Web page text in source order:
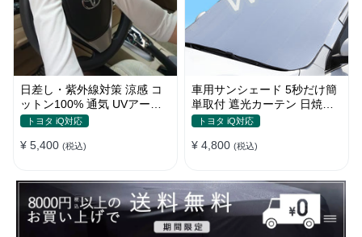
日差し・紫外線対策 涼感 コ
ットン100% 通気 UVアーム
カバー 美活計画
トヨタ iQ対応
¥ 5,400 (税込)
車用サンシェード 5秒だけ簡
単取付 遮光カーテン 日焼け
対策 断熱 汎用
トヨタ iQ対応
¥ 4,800 (税込)